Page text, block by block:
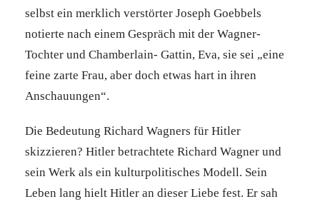
selbst ein merklich verstörter Joseph Goebbels
notierte nach einem Gespräch mit der Wagner-
Tochter und Chamberlain- Gattin, Eva, sie sei „eine
feine zarte Frau, aber doch etwas hart in ihren
Anschauungen“.
Die Bedeutung Richard Wagners für Hitler
skizzieren? Hitler betrachtete Richard Wagner und
sein Werk als ein kulturpolitisches Modell. Sein
Leben lang hielt Hitler an dieser Liebe fest. Er sah